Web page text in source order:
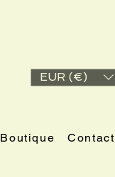
EUR (€)
Boutique Contact